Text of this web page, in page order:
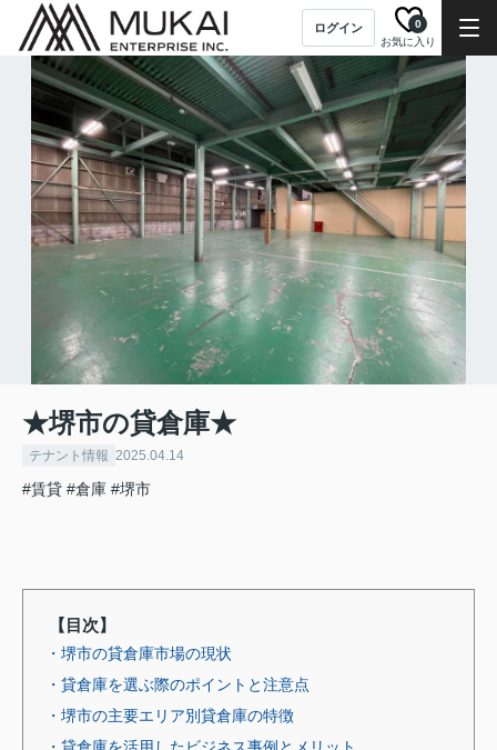
ログイン
お気に入り
0
★堺市の貸倉庫★
テナント情報 2025.04.14
#賃貸 #倉庫 #堺市
【目次】
・堺市の貸倉庫市場の現状
・貸倉庫を選ぶ際のポイントと注意点
・堺市の主要エリア別貸倉庫の特徴
・貸倉庫を活用したビジネス事例とメリット